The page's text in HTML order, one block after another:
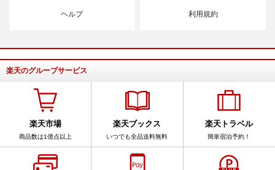
ヘルプ 利用規約
楽天のグループサービス
楽天市場
商品数は1億点以上
楽天ブックス
いつでも全品送料無料
楽天トラベル
簡単宿泊予約！